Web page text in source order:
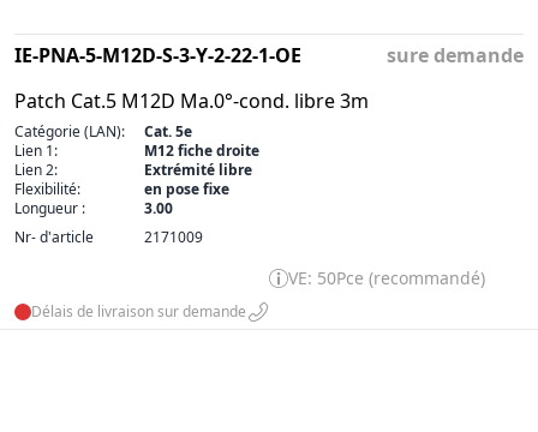
IE-PNA-5-M12D-S-3-Y-2-22-1-OE
Patch Cat.5 M12D Ma.0°-cond. libre 3m
sure demande
Catégorie (LAN):
Cat. 5e
Lien 1:
M12 fiche droite
Lien 2:
Extrémité libre
Flexibilité:
en pose fixe
Longueur :
3.00
Nr- d'article
2171009
VE: 50Pce (recommandé)
Délais de livraison sur demande